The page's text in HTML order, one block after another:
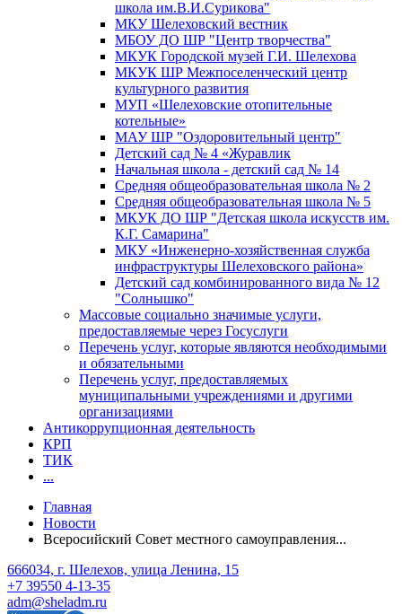
школа им.В.И.Сурикова"
МКУ Шелеховский вестник
МБОУ ДО ШР "Центр творчества"
МКУК Городской музей Г.И. Шелехова
МКУК ШР Межпоселенческий центр
культурного развития
МУП «Шелеховские отопительные
котельные»
МАУ ШР "Оздоровительный центр"
Детский сад № 4 «Журавлик
Начальная школа - детский сад № 14
Средняя общеобразовательная школа № 2
Средняя общеобразовательная школа № 5
МКУК ДО ШР "Детская школа искусств им.
К.Г. Самарина"
МКУ «Инженерно-хозяйственная служба
инфраструктуры Шелеховского района»
Детский сад комбинированного вида № 12
"Солнышко"
Массовые социально значимые услуги,
предоставляемые через Госуслуги
Перечень услуг, которые являются необходимыми
и обязательными
Перечень услуг, предоставляемых
муниципальными учреждениями и другими
организациями
Антикоррупционная деятельность
КРП
ТИК
...
Главная
Новости
Всеросийский Совет местного самоуправления...
666034, г. Шелехов, улица Ленина, 15
+7 39550 4-13-35
adm@sheladm.ru